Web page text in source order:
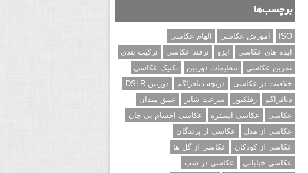
برچسب‌ها
ISO آموزش عکاسی
الهام عکاسی
ایده های عکاسی
ایزو ترفند عکاسی
ترکیب بندی
تمرین عکاسی
تنظیمات دوربین
تکنیک عکاسی
خلاقیت در عکاسی
دریچه دیافراگم
دوربین DSLR
دیافراگم
رفلکتور سرعت شاتر
عمق میدان
عکاسی
عکاسی آبستره
عکاسی اجسام بی جان
عکاسی از مدل
عکاسی از پرندگان
عکاسی از کودکان
عکاسی از گل ها
عکاسی خیابانی
عکاسی در شب